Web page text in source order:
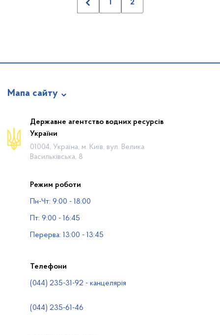
1 2
Мапа сайту
Про відомство
Діяльність
Громадянам
Публічна інформація
Водогосподарські організації
Державне агентство водних ресурсів
України
01004, Україна, м. Київ, вул. Велика
Васильківська, 8
Режим роботи
Пн-Чт: 9:00 - 18:00
Пт: 9:00 - 16:45
Перерва: 13:00 - 13:45
Телефони
(044) 235-31-92 - канцелярія
(044) 235-61-46